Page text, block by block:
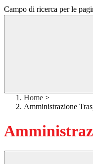
Campo di ricerca per le
Home >
Amministrazione